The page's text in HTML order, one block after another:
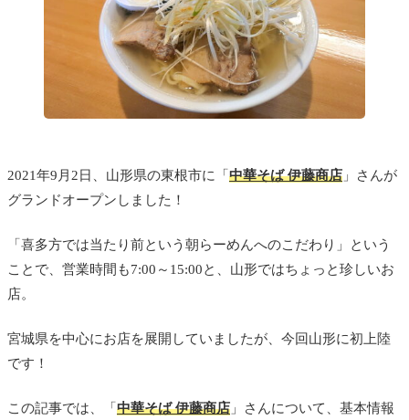
2021年9月2日、山形県の東根市に「 中華そば 伊藤商店 」さんが
グランドオープンしました！
「喜多方では当たり前という朝らーめんへのこだわり」という
ことで、営業時間も7:00～15:00と、山形ではちょっと珍しいお
店。
宮城県を中心にお店を展開していましたが、今回山形に初上陸
です！
この記事では、「 中華そば 伊藤商店 」さんについて、基本情報